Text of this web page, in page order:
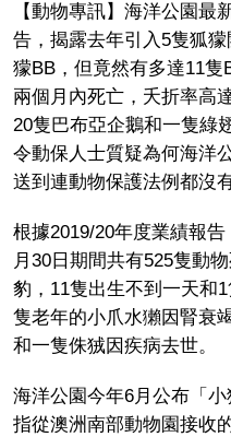
【動物專訊】海洋公園最
告，揭露去年引入5隻狐
獴BB，但竟然有多達11
兩個月內死亡，夭折率高
20隻巴布亞企鵝和一隻綠
令動保人士質疑為何海洋
送到連動物保護法例都沒
根據2019/20年度業績報
月30日期間共有525隻動
豹，11隻出生不到一天和
隻老年的小爪水獺因腎衰
和一隻侏狨因疾病去世。
海洋公園今年6月公布「
指從澳洲南部動物園接收